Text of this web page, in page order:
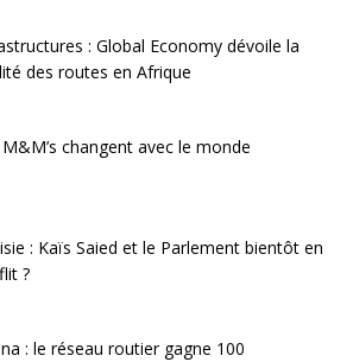
: Global Economy dévoile la
des routes en Afrique
changent avec le monde
: Kaïs Saied et le Parlement bientôt en
?
: le réseau routier gagne 100